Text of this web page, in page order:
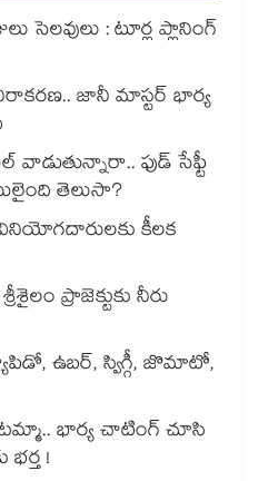
సెలవులు : టూర్ల ప్లానింగ్
జానీ మాస్టర్ భార్య
వాడుతున్నారా.. ఫుడ్ సేఫ్టీ
తెలుసా?
కీలక
ప్రాజెక్టుకు నీరు
ఉబర్, స్విగ్గీ, జొమాటో,
భార్య చాటింగ్ చూసి
!